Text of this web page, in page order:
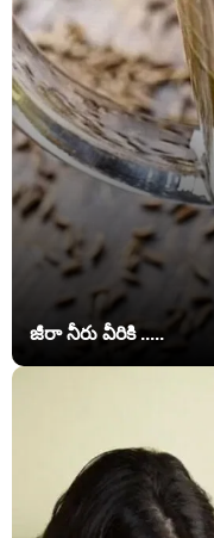
జీరా నీరు వీరికి .....